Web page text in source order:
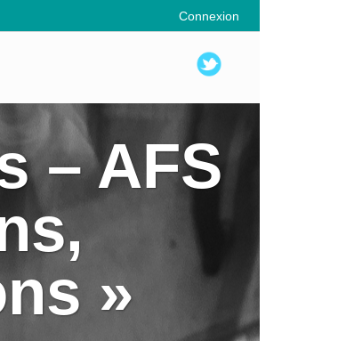
Connexion
– AFS
»